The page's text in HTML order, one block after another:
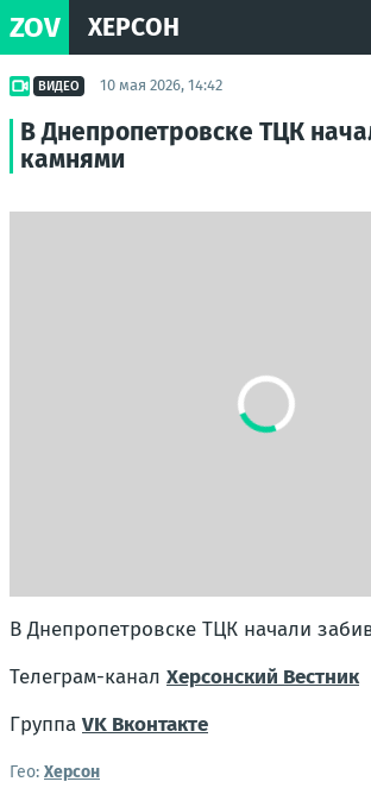
ZOV ХЕРСОН
ВИДЕО 10 мая 2026, 14:42
В Днепропетровске ТЦК
камнями
В Днепропетровске ТЦК начали
Телеграм-канал Херсонский Вестник
Группа VK Вконтакте
Гео: Херсон